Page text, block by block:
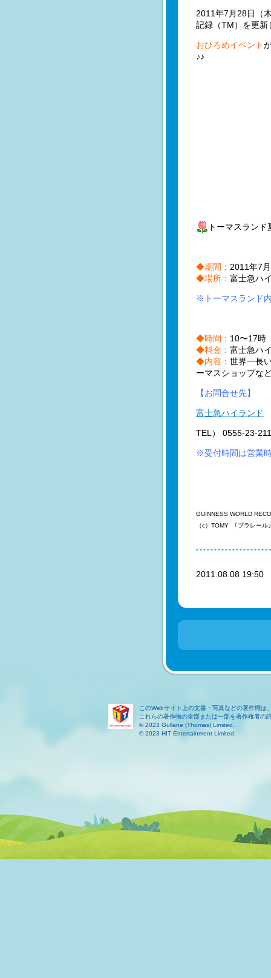
2011年7月28日（
記録（TM）を更新
おひろめイベント
♪♪
トーマスラン
◆期間： 2011年7
◆場所： 富士急ハ
※トーマスランド
◆時間： 10〜17
◆料金： 富士急ハ
◆内容： 世界一長
ーマスショップな
【お問合せ先】
富士急ハイランド
TEL） 0555-23-
※受付時間は営業
GUINNESS WORLD
（c）TOMY ｢プラレール
2011.08.08
このWebサイト上の文書・写真などの著作権
これらの著作物の全部または一部を著作権者の
© 2023 Gullane (Thomas) Limited.
© 2023 HIT Entertainment Limited.